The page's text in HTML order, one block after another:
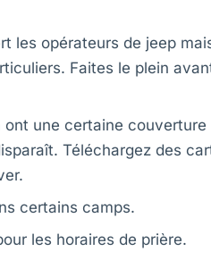
les opérateurs de jeep
Faites le plein
ont une certaine couverture
Téléchargez des
certains camps.
les horaires de prière.